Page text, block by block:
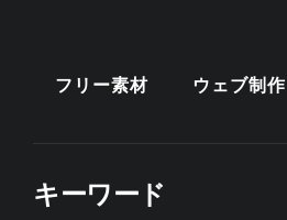
フリー素材 ウェブ制作
キーワード